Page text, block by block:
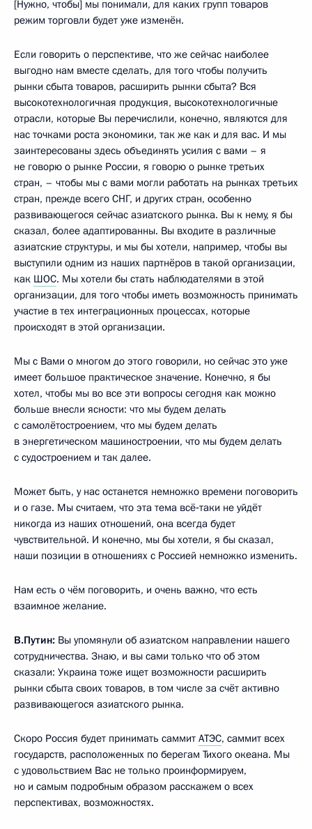
[Нужно, чтобы] мы понимали, для каких групп товаров
режим торговли будет уже изменён.
Если говорить о перспективе, что же сейчас наиболее
выгодно нам вместе сделать, для того чтобы получить
рынки сбыта товаров, расширить рынки сбыта? Вся
высокотехнологичная продукция, высокотехнологичные
отрасли, которые Вы перечислили, конечно, являются для
нас точками роста экономики, так же как и для вас. И мы
заинтересованы здесь объединять усилия с вами – я
не говорю о рынке России, я говорю о рынке третьих
стран, – чтобы мы с вами могли работать на рынках третьих
стран, прежде всего СНГ, и других стран, особенно
развивающегося сейчас азиатского рынка. Вы к нему, я бы
сказал, более адаптированны. Вы входите в различные
азиатские структуры, и мы бы хотели, например, чтобы вы
выступили одним из наших партнёров в такой организации,
как ШОС. Мы хотели бы стать наблюдателями в этой
организации, для того чтобы иметь возможность принимать
участие в тех интеграционных процессах, которые
происходят в этой организации.
Мы с Вами о многом до этого говорили, но сейчас это уже
имеет большое практическое значение. Конечно, я бы
хотел, чтобы мы во все эти вопросы сегодня как можно
больше внесли ясности: что мы будем делать
с самолётостроением, что мы будем делать
в энергетическом машиностроении, что мы будем делать
с судостроением и так далее.
Может быть, у нас останется немножко времени поговорить
и о газе. Мы считаем, что эта тема всё‑таки не уйдёт
никогда из наших отношений, она всегда будет
чувствительной. И конечно, мы бы хотели, я бы сказал,
наши позиции в отношениях с Россией немножко изменить.
Нам есть о чём поговорить, и очень важно, что есть
взаимное желание.
В.Путин: Вы упомянули об азиатском направлении нашего
сотрудничества. Знаю, и вы сами только что об этом
сказали: Украина тоже ищет возможности расширить
рынки сбыта своих товаров, в том числе за счёт активно
развивающегося азиатского рынка.
Скоро Россия будет принимать саммит АТЭС, саммит всех
государств, расположенных по берегам Тихого океана. Мы
с удовольствием Вас не только проинформируем,
но и самым подробным образом расскажем о всех
перспективах, возможностях.